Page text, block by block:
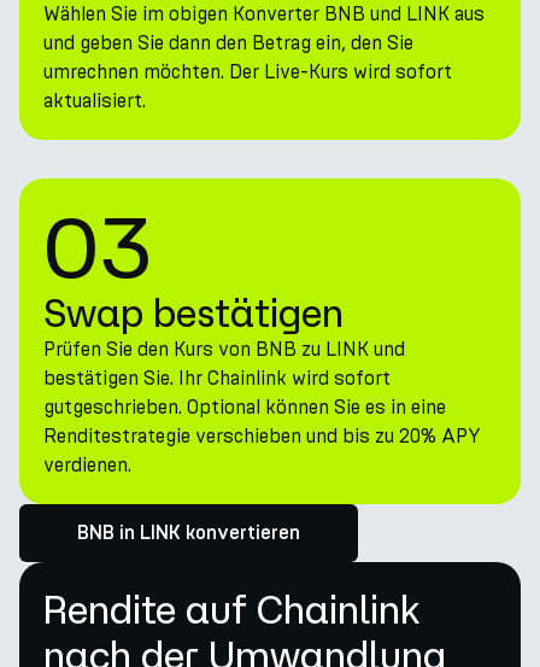
Wählen Sie im obigen Konverter BNB und LINK aus
und geben Sie dann den Betrag ein, den Sie
umrechnen möchten. Der Live-Kurs wird sofort
aktualisiert.
03
Swap bestätigen
Prüfen Sie den Kurs von BNB zu LINK und
bestätigen Sie. Ihr Chainlink wird sofort
gutgeschrieben. Optional können Sie es in eine
Renditestrategie verschieben und bis zu 20% APY
verdienen.
BNB in LINK konvertieren
Rendite auf Chainlink
nach der Umwandlung